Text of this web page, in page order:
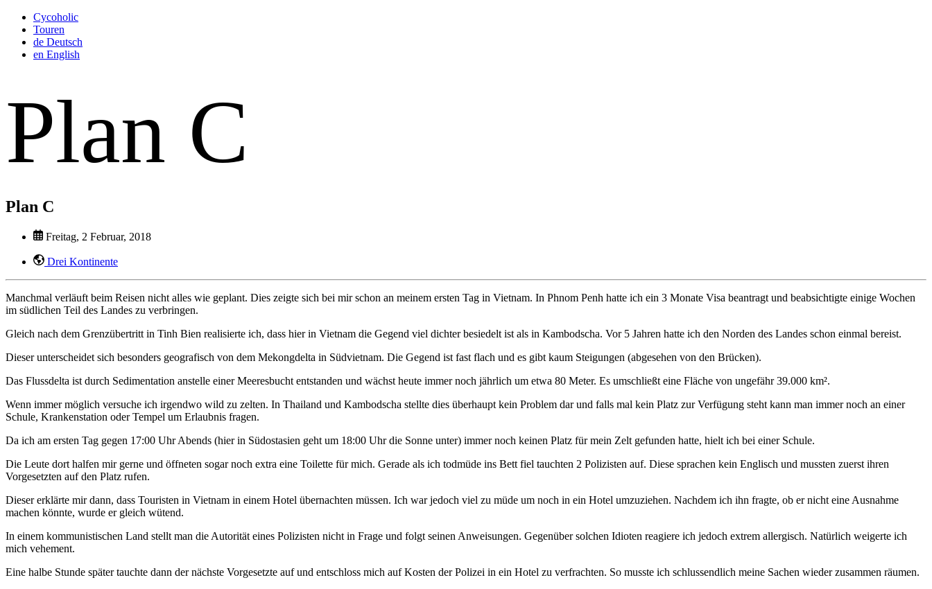
Cycoholic
Touren
de Deutsch
en English
Plan C
Plan C
Freitag, 2 Februar, 2018
Drei Kontinente
Manchmal verläuft beim Reisen nicht alles wie geplant. Dies zeigte sich bei mir schon an meinem ersten Tag in Vietnam. In Phnom Penh hatte ich ein 3 Monate Visa beantragt und beabsichtigte einige Wochen
im südlichen Teil des Landes zu verbringen.
Gleich nach dem Grenzübertritt in Tinh Bien realisierte ich, dass hier in Vietnam die Gegend viel dichter besiedelt ist als in Kambodscha. Vor 5 Jahren hatte ich den Norden des Landes schon einmal bereist.
Dieser unterscheidet sich besonders geografisch von dem Mekongdelta in Südvietnam. Die Gegend ist fast flach und es gibt kaum Steigungen (abgesehen von den Brücken).
Das Flussdelta ist durch Sedimentation anstelle einer Meeresbucht entstanden und wächst heute immer noch jährlich um etwa 80 Meter. Es umschließt eine Fläche von ungefähr 39.000 km².
Wenn immer möglich versuche ich irgendwo wild zu zelten. In Thailand und Kambodscha stellte dies überhaupt kein Problem dar und falls mal kein Platz zur Verfügung steht kann man immer noch an einer
Schule, Krankenstation oder Tempel um Erlaubnis fragen.
Da ich am ersten Tag gegen 17:00 Uhr Abends (hier in Südostasien geht um 18:00 Uhr die Sonne unter) immer noch keinen Platz für mein Zelt gefunden hatte, hielt ich bei einer Schule.
Die Leute dort halfen mir gerne und öffneten sogar noch extra eine Toilette für mich. Gerade als ich todmüde ins Bett fiel tauchten 2 Polizisten auf. Diese sprachen kein Englisch und mussten zuerst ihren
Vorgesetzten auf den Platz rufen.
Dieser erklärte mir dann, dass Touristen in Vietnam in einem Hotel übernachten müssen. Ich war jedoch viel zu müde um noch in ein Hotel umzuziehen. Nachdem ich ihn fragte, ob er nicht eine Ausnahme
machen könnte, wurde er gleich wütend.
In einem kommunistischen Land stellt man die Autorität eines Polizisten nicht in Frage und folgt seinen Anweisungen. Gegenüber solchen Idioten reagiere ich jedoch extrem allergisch. Natürlich weigerte ich
mich vehement.
Eine halbe Stunde später tauchte dann der nächste Vorgesetzte auf und entschloss mich auf Kosten der Polizei in ein Hotel zu verfrachten. So musste ich schlussendlich meine Sachen wieder zusammen räumen.